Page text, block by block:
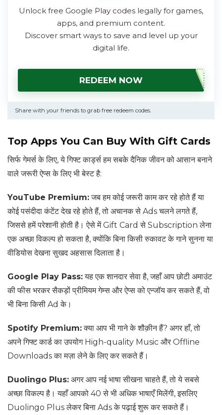
Unlock free Google Play codes legally for games,
apps, and premium content.
Discover smart ways to save and level up your
digital life.
REDEEM NOW
Share with your friends to grab free redeem codes.
Top Apps You Can Buy With Gift Cards
सिर्फ गेमर्स के लिए, ये गिफ्ट कार्ड्स हम सबके दैनिक जीवन को आसान बनाने
वाले जरूरी ऐप्स के लिए भी बेस्ट है:
YouTube Premium:जब हम कोई जरूरी काम कर रहे होते हैं या
कोई पसंदीदा कंटेंट देख रहे होते हैं, तो अचानक से Ads चलने लगते हैं,
जिससे हमें परेशानी होती है। ऐसे में Gift Card से Subscription लेना
एक अच्छा विकल्प हो सकता है, क्योंकि बिना किसी रुकावट के गाने सुनना या
वीडियोस देखना सुखद अहसास दिलाता है।
Google Play Pass:यह एक शानदार सेवा है, जहाँ आप छोटी अमाउंट
की फीस भरकर सैकड़ों प्रीमियम गेम्स और ऐप्स को एन्जॉय कर सकते हैं, वो
भी बिना किसी Ad के।
Spotify Premium:क्या आप भी गाने के शौक़ीन हैं? अगर हाँ, तो
अपने गिफ्ट कार्ड का उपयोग High-quality Music और Offline
Downloads का मज़ा लेने के लिए कर सकते हैं।
Duolingo Plus: अगर आप नई भाषा सीखना चाहते हैं, तो ये सबसे
अच्छा विकल्प है। यहाँ आपको 40 से भी अधिक भाषाएँ मिलेंगी, इसलिए
Duolingo Plus लेकर बिना Ads के पढ़ाई शुरू कर सकते हैं।